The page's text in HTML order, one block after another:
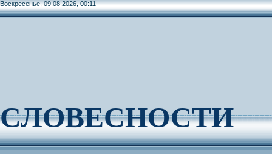
Воскресенье, 09.08.2026, 00:11
СЛОВЕСНОСТИ